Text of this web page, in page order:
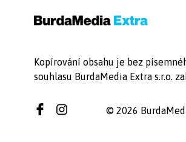
Kopírování obsahu je bez
souhlasu BurdaMedia Extra s.r.o.
© 2026